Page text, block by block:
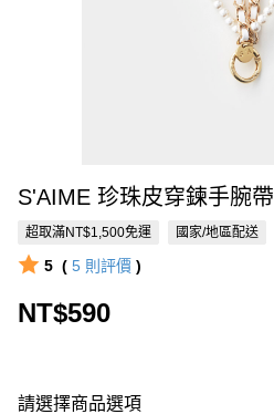
S'AIME 珍珠皮穿鍊手腕帶
超取滿NT$1,500免運 國家/地區配送
5 ( 5 則評價 )
NT$590
請選擇商品選項